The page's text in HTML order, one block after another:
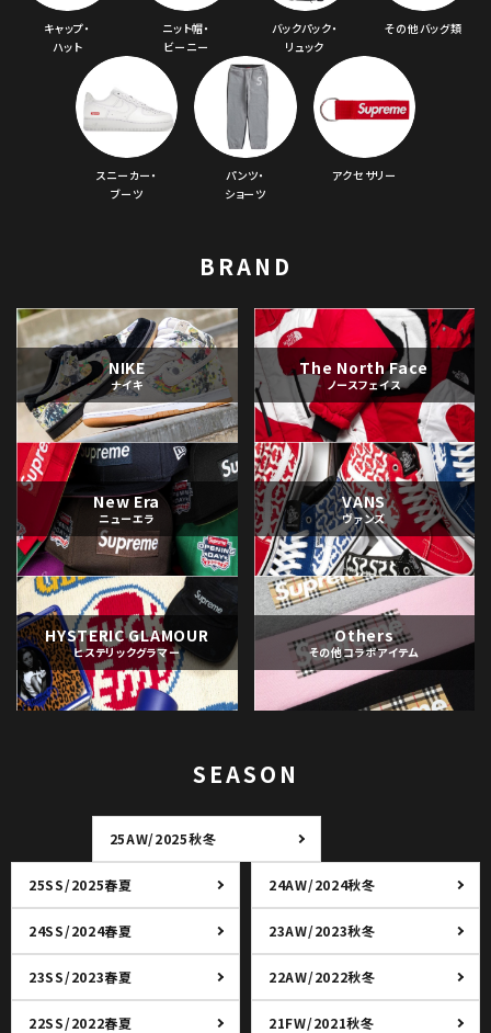
キャップ・
ハット
ニット帽・
ビーニー
バックパック・
リュック
その他バッグ類
スニーカー・
ブーツ
パンツ・
ショーツ
アクセサリー
BRAND
NIKE
ナイキ
The North Face
ノースフェイス
New Era
ニューエラ
VANS
ヴァンズ
HYSTERIC GLAMOUR
ヒステリックグラマー
Others
その他コラボアイテム
SEASON
25AW/2025秋冬
25SS/2025春夏 24AW/2024秋冬
24SS/2024春夏 23AW/2023秋冬
23SS/2023春夏 22AW/2022秋冬
22SS/2022春夏 21FW/2021秋冬